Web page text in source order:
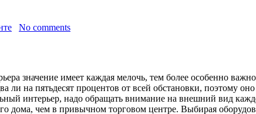
No comments
значение имеет каждая мелочь, тем более особенно
ли на пятьдесят процентов от всей обстановки,
интерьер, надо обращать внимание на внешний вид
дома, чем в привычном торговом центре. Выбирая